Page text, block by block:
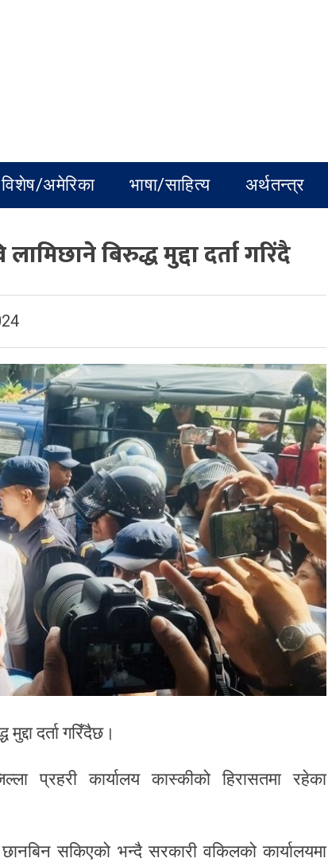
विशेष/अमेरिका भाषा/साहित्य अर्थतन्त्र
बिरुद्ध मुद्दा दर्ता गरिंदै
दर्ता गरिँदैछ।
प्रहरी कार्यालय कास्कीको हिरासतमा रहेका
सकिएको भन्दै सरकारी वकिलको कार्यालयमा